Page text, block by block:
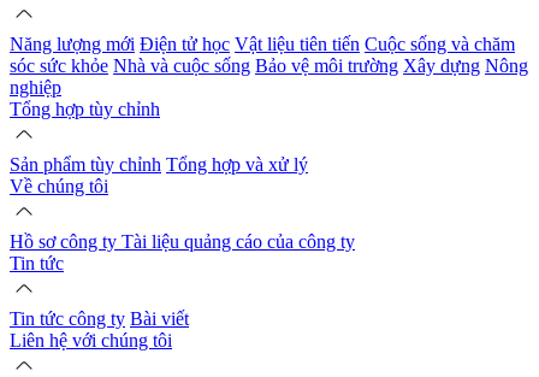
Năng lượng mới Điện tử học Vật liệu tiên tiến Cuộc sống và chăm
sóc sức khỏe Nhà và cuộc sống Bảo vệ môi trường Xây dựng Nông
nghiệp
Tổng hợp tùy chỉnh
Sản phẩm tùy chỉnh Tổng hợp và xử lý
Về chúng tôi
Hồ sơ công ty Tài liệu quảng cáo của công ty
Tin tức
Tin tức công ty Bài viết
Liên hệ với chúng tôi